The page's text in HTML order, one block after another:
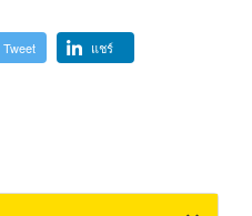
Tweet แชร์